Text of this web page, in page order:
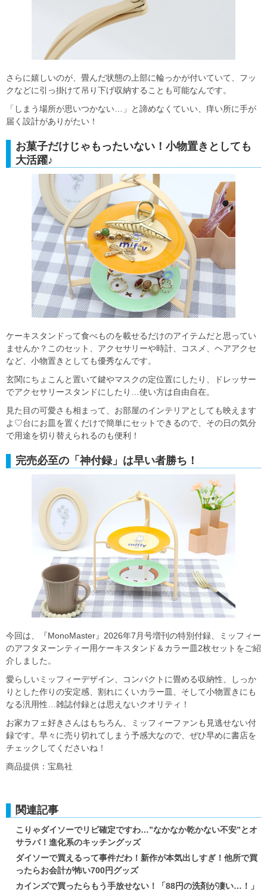
さらに嬉しいのが、畳んだ状態の上部に輪っかが付いていて、フッ
クなどに引っ掛けて吊り下げ収納することも可能なんです。
「しまう場所が思いつかない…」と諦めなくていい、痒い所に手が
届く設計がありがたい！
お菓子だけじゃもったいない！小物置きとしても
大活躍♪
ケーキスタンドって食べものを載せるだけのアイテムだと思ってい
ませんか？このセット、アクセサリーや時計、コスメ、ヘアアクセ
など、小物置きとしても優秀なんです。
玄関にちょこんと置いて鍵やマスクの定位置にしたり、ドレッサー
でアクセサリースタンドにしたり…使い方は自由自在。
見た目の可愛さも相まって、お部屋のインテリアとしても映えます
よ♡台にお皿を置くだけで簡単にセットできるので、その日の気分
で用途を切り替えられるのも便利！
完売必至の「神付録」は早い者勝ち！
今回は、『MonoMaster』2026年7月号増刊の特別付録、ミッフィー
のアフタヌーンティー用ケーキスタンド＆カラー皿2枚セットをご紹
介しました。
愛らしいミッフィーデザイン、コンパクトに畳める収納性、しっか
りとした作りの安定感、割れにくいカラー皿、そして小物置きにも
なる汎用性…雑誌付録とは思えないクオリティ！
お家カフェ好きさんはもちろん、ミッフィーファンも見逃せない付
録です。早々に売り切れてしまう予感大なので、ぜひ早めに書店を
チェックしてくださいね！
商品提供：宝島社
関連記事
こりゃダイソーでリピ確定ですわ…”なかなか乾かない不安”とオ
サラバ！進化系のキッチングッズ
ダイソーで買えるって事件だわ！新作が本気出しすぎ！他所で買
ったらお会計が怖い700円グッズ
カインズで買ったらもう手放せない！「88円の洗剤が凄い…！」